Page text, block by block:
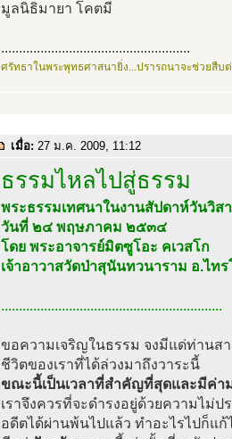
มูลนิธิมายา โคตมี
.....................................................
ศรัทธาในพระพุทธศาสนายิ่ง...ปรารถนาจะช่วยสืบ
เมื่อ: 27 ม.ค. 2009, 11:12
ธรรมไหลไปสู่ธรรม
พระธรรมเทศนาในงานสัปดาห์วันวิ
วันที่ ๒๔ พฤษภาคม ๒๕๓๔
โดย พระอาจารย์มิตซูโอะ คเวสโก
เจ้าอาวาสวัดป่าสุนันทวนาราม อ.ไท
..............................................................
ขอความเจริญในธรรม จงมีแด่ท่านส
ชีวิตของเราที่ได้ล่วงมาถึงวาระนี้
ขณะนี้เป็นเวลาที่สำคัญที่สุดและมีค่า
เราจึงควรที่จะดำรงอยู่ด้วยความไม่
อดีตได้ผ่านพ้นไปแล้ว ทำอะไรไปก็แ